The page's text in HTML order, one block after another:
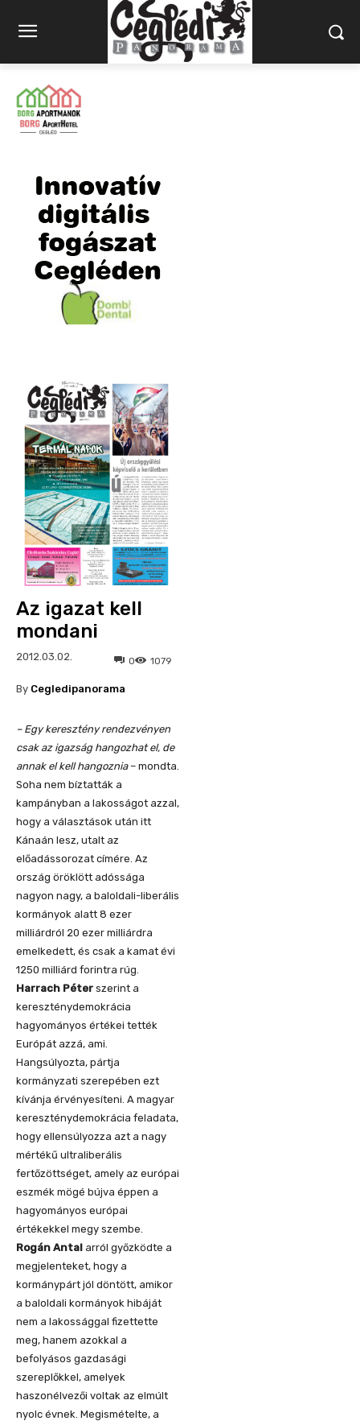
Az igazat kell
mondani
2012.03.02. 1079
0
By Cegledipanorama
– Egy keresztény rendezvényen
csak az igazság hangozhat el, de
annak el kell hangoznia– mondta.
Soha nem bíztatták a
kampányban a lakosságot azzal,
hogy a választások után itt
Kánaán lesz, utalt az
előadássorozat címére. Az
ország öröklött adóssága
nagyon nagy, a baloldali-liberális
kormányok alatt 8 ezer
milliárdról 20 ezer milliárdra
emelkedett, és csak a kamat évi
1250 milliárd forintra rúg.
Harrach Péter szerint a
kereszténydemokrácia
hagyományos értékei tették
Európát azzá, ami.
Hangsúlyozta, pártja
kormányzati szerepében ezt
kívánja érvényesíteni. A magyar
kereszténydemokrácia feladata,
hogy ellensúlyozza azt a nagy
mértékű ultraliberális
fertőzöttséget, amely az európai
eszmék mögé bújva éppen a
hagyományos európai
értékekkel megy szembe.
Rogán Antal arról győzködte a
megjelenteket, hogy a
kormánypárt jól döntött, amikor
a baloldali kormányok hibáját
nem a lakossággal fizettette
meg, hanem azokkal a
befolyásos gazdasági
szereplőkkel, amelyek
haszonélvezői voltak az elmúlt
nyolc évnek. Megismételte, a